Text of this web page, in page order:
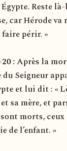
Reste là-
car Hérode va
périr. »
:Après la
du Seigneur
et lui dit : «
sa mère, et
morts,
de l’enfant. »